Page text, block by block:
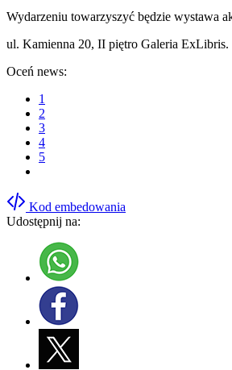
Wydarzeniu towarzyszyć będzie wystawa
ul. Kamienna 20, II piętro Galeria ExLibris.
Oceń news:
1
2
3
4
5
Kod embedowania
Udostępnij na: